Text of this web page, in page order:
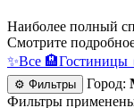
Наиболее полный
Смотрите
✨Все 🏨Гостиницы
⚙ Фильтры Город:
Фильтры